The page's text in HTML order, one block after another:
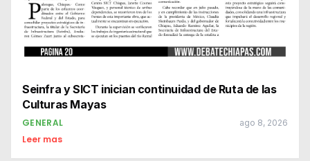
Seinfra y SICT inician continuidad de Ruta de las
Culturas Mayas
GENERAL ago 8, 2026
Leer mas